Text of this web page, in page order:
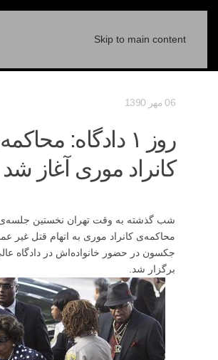
Skip to main content
06 مهر 1390
روز ۱ دادگاه:
کانراد موری آغاز شد
شب گذشته به وقت تهران نخستین
محاکمه‌ی کانراد موری به اتهام قتل غیر
جکسون در حضور خانواده‌اش در دادگاه
برگزار شد.